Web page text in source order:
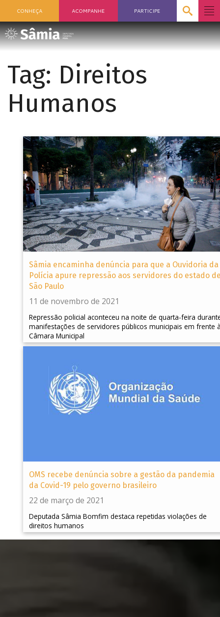
CONHEÇA ACOMPANHE PARTICIPE
Tag: Direitos
Humanos
Sâmia encaminha denúncia para que a Ouvidoria da
Polícia apure repressão aos servidores do estado
São Paulo
11 de novembro de 2021
Repressão policial aconteceu na noite de quarta-feira
manifestações de servidores públicos municipais em frente
Câmara Municipal
OMS recebe denúncia sobre a gestão da pandemia
da Covid-19 pelo governo brasileiro
22 de março de 2021
Deputada Sâmia Bomfim destaca repetidas violações de
direitos humanos